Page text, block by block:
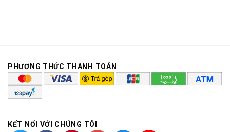
PHƯƠNG THỨC THANH TOÁN
KẾT NỐI VỚI CHÚNG TÔI